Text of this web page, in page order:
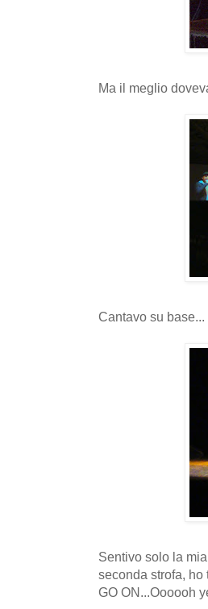
Ma il meglio
Cantavo su
Sentivo solo la
seconda strofa,
GO ON...Oooooh